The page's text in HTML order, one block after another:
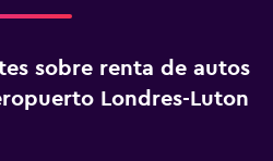
sobre renta de autos
Londres-Luton